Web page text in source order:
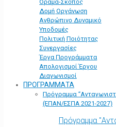
Όραμα-Σκοπός
Δομή Οργάνωση
Ανθρώπινο Δυναμικό
Υποδομές
Πολιτική Ποιότητας
Συνεργασίες
Έργα Προγράμματα
Απολογισμοί Έργου
Διαγωνισμοί
ΠΡΟΓΡΑΜΜΑΤΑ
Πρόγραμμα
(ΕΠΑΝ/ΕΣΠΑ 2021-2027)
Πρόγραμμα